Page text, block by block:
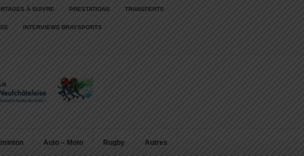
À SUIVRE PRESTATIONS TRANSFERTS
INTERVIEWS BRAYSPORTS
Auto – Moto Rugby Autres